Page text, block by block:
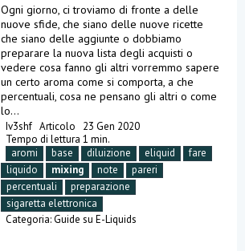
Ogni giorno, ci troviamo di fronte a delle
nuove sfide, che siano delle nuove ricette
che siano delle aggiunte o dobbiamo
preparare la nuova lista degli acquisti o
vedere cosa fanno gli altri vorremmo sapere
un certo aroma come si comporta, a che
percentuali, cosa ne pensano gli altri o come
lo...
Iv3shf Articolo
23 Gen 2020
Tempo di lettura 1 min.
aromi
base diluizione eliquid
fare
liquido
mixing note
pareri
percentuali
preparazione
sigaretta elettronica
Categoria:Guide su E-Liquids